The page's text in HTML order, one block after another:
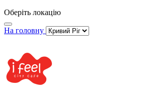
Оберіть локацію
На головну